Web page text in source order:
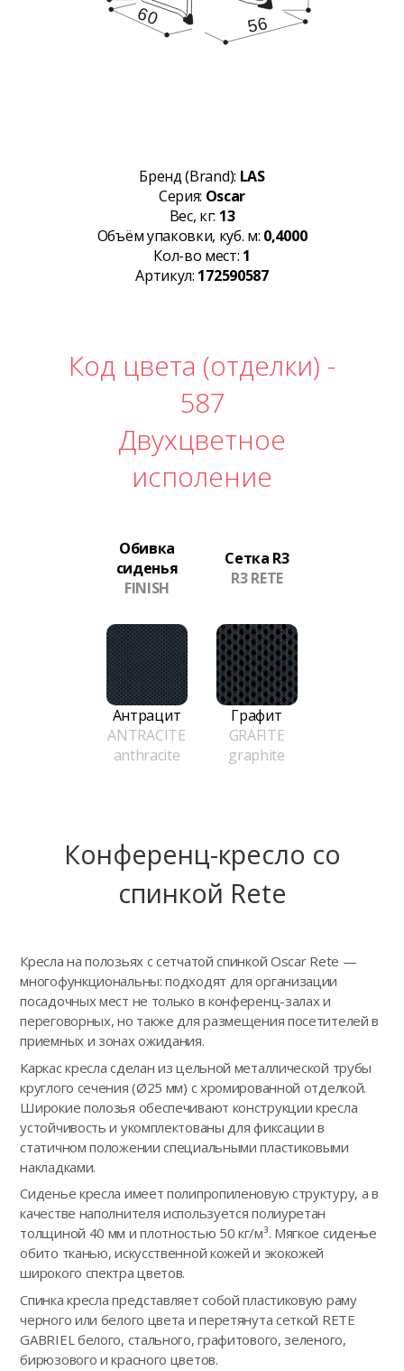
Бренд (Brand): LAS
Серия: Oscar
Вес, кг: 13
Объём упаковки, куб. м: 0,4000
Кол-во мест: 1
Артикул: 172590587
Код цвета (отделки) -
587
Двухцветное
исполение
Обивка
сиденья
FINISH
Сетка R3
R3 RETE
Антрацит
ANTRACITE
anthracite
Графит
GRAFITE
graphite
Конференц-кресло сo
спинкой Rete
Кресла на полозьях с сетчатой спинкой Oscar Rete —
многофункциональны: подходят для организации
посадочных мест не только в конференц-залах и
переговорных, но также для размещения посетителей в
приемных и зонах ожидания.
Каркас кресла сделан из цельной металлической трубы
круглого сечения (Ø25 мм) с хромированной отделкой.
Широкие полозья обеспечивают конструкции кресла
устойчивость и укомплектованы для фиксации в
статичном положении специальными пластиковыми
накладками.
Сиденье кресла имеет полипропиленовую структуру, а в
качестве наполнителя используется полиуретан
толщиной 40 мм и плотностью 50 кг/м³. Мягкое сиденье
обито тканью, искусственной кожей и экокожей
широкого спектра цветов.
Спинка кресла представляет собой пластиковую раму
черного или белого цвета и перетянута сеткой RETE
GABRIEL белого, стального, графитового, зеленого,
бирюзового и красного цветов.